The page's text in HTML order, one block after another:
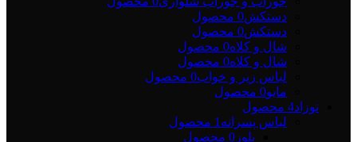
دستکش0 محصول
دستکش0 محصول
شال و کلاه0 محصول
شال و کلاه0 محصول
لباس زیر و خواب0 محصول
مایو0 محصول
نوزاد4 محصول
لباس پسرانه 1 محصول
بلوز 0 محصول